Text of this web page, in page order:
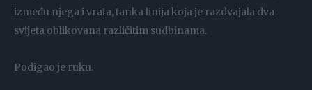
između njega i vrata, tanka linija koja je razdvajala dva
svijeta oblikovana različitim sudbinama.
Podigao je ruku.